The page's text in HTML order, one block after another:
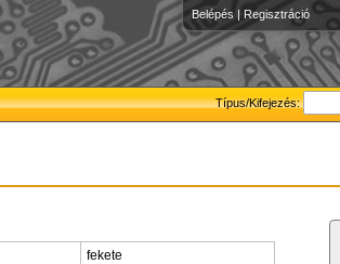
Belépés | Regisztráció
Típus/Kifejezés:
fekete